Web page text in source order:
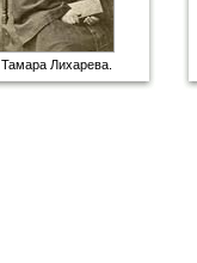
Тамара Лихарева.